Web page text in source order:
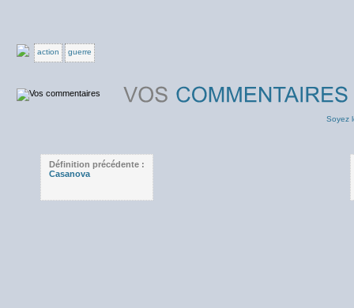
action guerre
Soyez
Définition précédente :
Casanova